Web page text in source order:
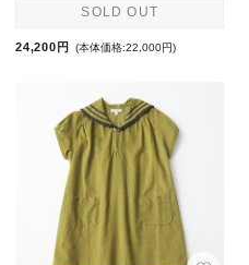
SOLD OUT
24,200円 (本体価格:22,000円)